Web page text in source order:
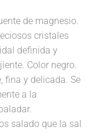
de magnesio.
cristales
definida y
Color negro.
fina y delicada. Se
a la
salado que la sal